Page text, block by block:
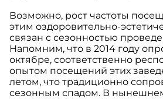
Возможно, рост частоты
этим оздоровительно-
связан с сезонностью
Напомним, что в 2014 году
октябре, соответственно
опытом посещений этих
летом, что традиционно
сезонным спадом. В